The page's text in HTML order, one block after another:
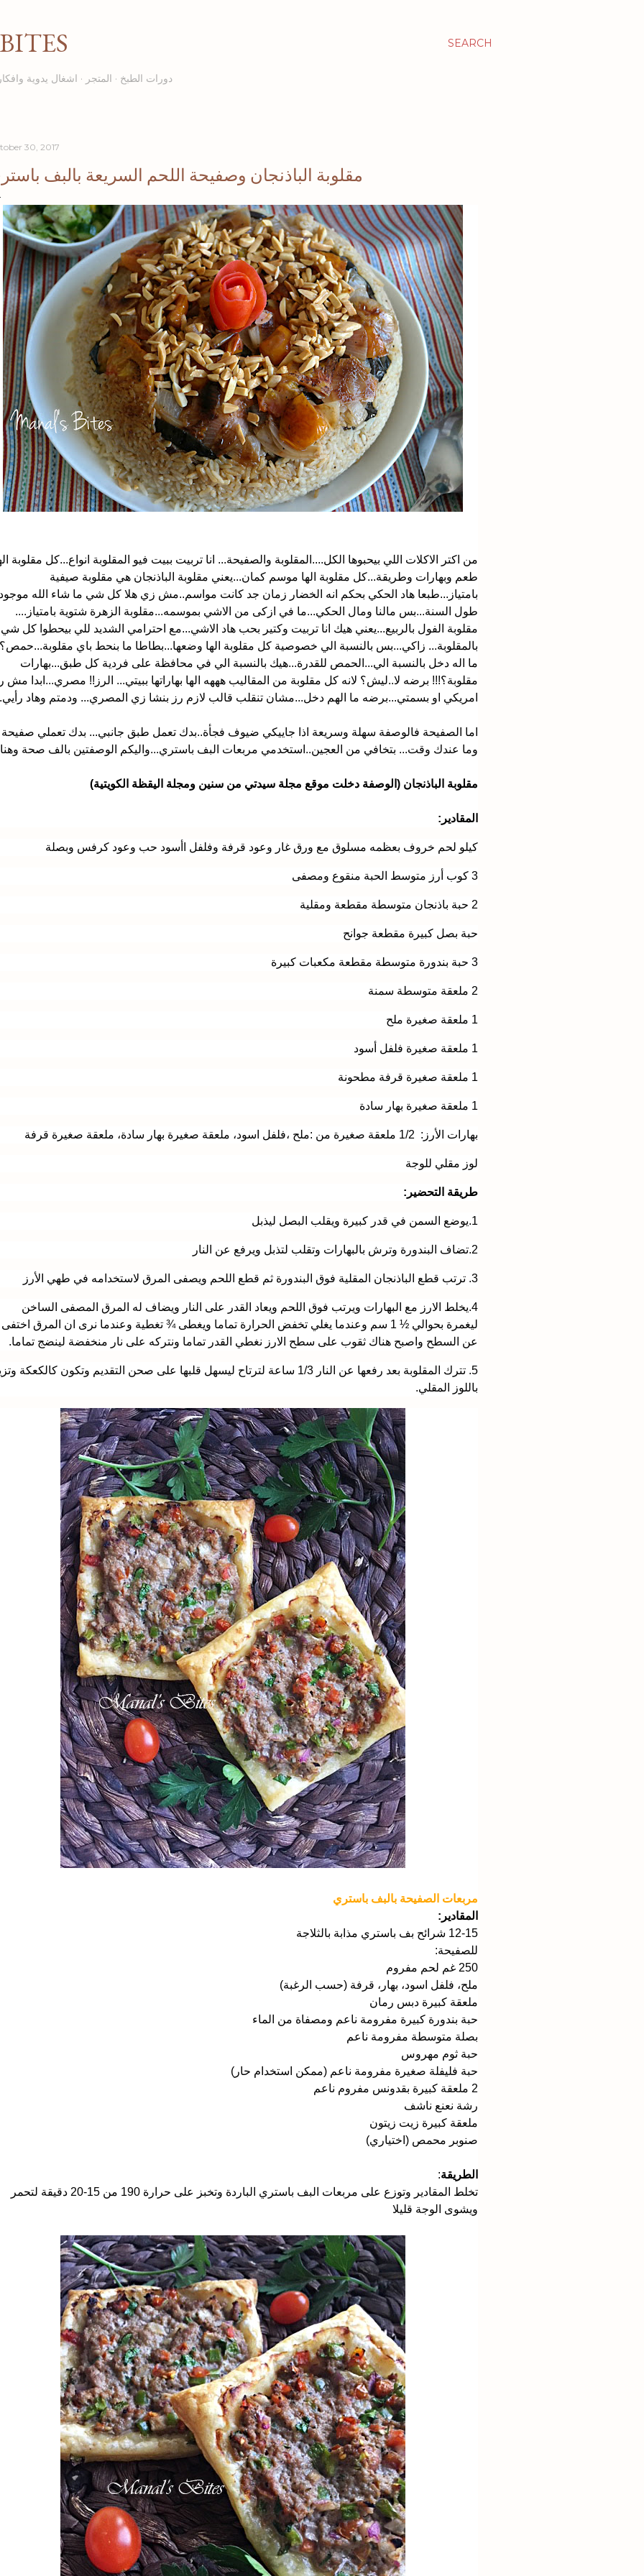
SEARCH
اشغال يدوية المتجر دورات الطبخ
30, 2017
مقلوبة الباذنجان وصفيحة اللحم السريعة بالبف
من اكتر الاكلات اللي بيحبوها الكل....المقلوبة والصفيحة... انا تربيت ببيت فيو المقلوبة انواع...كل مقلوبة
طعم وبهارات وطريقة...كل مقلوبة الها موسم كمان...يعني مقلوبة الباذنجان هي مقلوبة صيفية
بامتياز...طبعا هاد الحكي بحكم انه الخضار زمان جد كانت مواسم..مش زي هلا كل شي ما شاء الله
طول السنة...بس مالنا ومال الحكي...ما في ازكى من الاشي بموسمه...مقلوبة الزهرة شتوية بامتياز....
مقلوبة الفول بالربيع...يعني هيك انا تربيت وكتير بحب هاد الاشي...مع احترامي الشديد للي بيحطوا كل شي
بالمقلوبة... زاكي...بس بالنسبة الي خصوصية كل مقلوبة الها وضعها...بطاطا ما بنحط باي
ما اله دخل بالنسبة الي...الحمص للقدرة...هيك بالنسبة الي في محافظة على فردية كل طبق...بهارات
مقلوبة؟!!! برضه لا..ليش؟ لانه كل مقلوبة من المقاليب هههه الها بهاراتها ببيتي... الرز!! مصري...ابدا مش
امريكي او بسمتي...برضه ما الهم دخل...مشان تنقلب قالب لازم رز بنشا زي المصري... ودمتم وهاد
اما الصفيحة فالوصفة سهلة وسريعة اذا جاييكي ضيوف فجأة..بدك تعمل طبق جانبي... بدك تعملي صفيحة
وما عندك وقت... بتخافي من العجين..استخدمي مربعات البف باستري...واليكم الوصفتين بالف صحة وهنا
مقلوبة الباذنجان (الوصفة دخلت موقع مجلة سيدتي من سنين ومجلة اليقظة الكويتية)
المقادير:
كيلو لحم خروف بعظمه مسلوق مع ورق غار وعود قرفة وفلفل اأسود حب وعود كرفس وبصلة
3 كوب أرز متوسط الحبة منقوع ومصفى
2 حبة باذنجان متوسطة مقطعة ومقلية
حبة بصل كبيرة مقطعة جوانح
3 حبة بندورة متوسطة مقطعة مكعبات كبيرة
2 ملعقة متوسطة سمنة
1 ملعقة صغيرة ملح
1 ملعقة صغيرة فلفل أسود
1 ملعقة صغيرة قرفة مطحونة
1 ملعقة صغيرة بهار سادة
بهارات الأرز: 1/2 ملعقة صغيرة من :ملح ،فلفل اسود، ملعقة صغيرة بهار سادة، ملعقة صغيرة قرفة
لوز مقلي للوجة
طريقة التحضير:
1.يوضع السمن في قدر كبيرة ويقلب البصل ليذبل
2.تضاف البندورة وترش بالبهارات وتقلب لتذبل ويرفع عن النار
3. ترتب قطع الباذنجان المقلية فوق البندورة ثم قطع اللحم ويصفى المرق لاستخدامه في طهي الأرز
4.يخلط الارز مع البهارات ويرتب فوق اللحم ويعاد القدر على النار ويضاف له المرق المصفى الساخن
ليغمرة بحوالي ½ 1 سم وعندما يغلي تخفض الحرارة تماما ويغطى ¾ تغطية وعندما نرى ان المرق اختفى
عن السطح واصبح هناك ثقوب على سطح الارز نغطي القدر تماما ونتركه على نار منخفضة لينضج تماما.
5. تترك المقلوبة بعد رفعها عن النار 1/3 ساعة لترتاح ليسهل قلبها على صحن التقديم وتكون كالكعكة
باللوز المقلي.
مربعات الصفيحة بالبف باستري
المقادير:
12-15 شرائح بف باستري مذابة بالثلاجة
للصفيحة:
250 غم لحم مفروم
ملح، فلفل اسود، بهار، قرفة (حسب الرغبة)
ملعقة كبيرة دبس رمان
حبة بندورة كبيرة مفرومة ناعم ومصفاة من الماء
بصلة متوسطة مفرومة ناعم
حبة ثوم مهروس
حبة فليفلة صغيرة مفرومة ناعم (ممكن استخدام حار)
2 ملعقة كبيرة بقدونس مفروم ناعم
رشة نعنع ناشف
ملعقة كبيرة زيت زيتون
صنوبر محمص (اختياري)
الطريقة:
تخلط المقادير وتوزع على مربعات البف باستري الباردة وتخبز على حرارة 190 من 15-20 دقيقة لتحمر
ويشوى الوجة قليلا